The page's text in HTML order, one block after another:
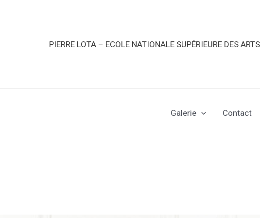
PIERRE LOTA – ECOLE NATIONALE SUPÉRIEURE DES
Galerie Contact